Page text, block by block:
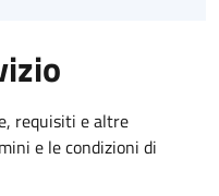
requisiti e altre
e le condizioni di